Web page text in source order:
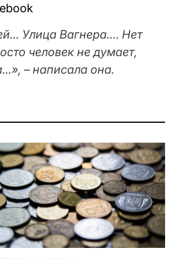
Улица Вагнера…. Нет
человек не думает,
– написала она.